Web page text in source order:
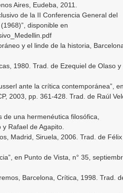
Aires, Eudeba, 2011.
de la II Conferencia General del
disponible en
y el linde de la historia,
1980. Trad. de Ezequiel de Olaso y
ante la crítica contemporánea”, en
2003, pp. 361-428. Trad. de Raúl
una hermenéutica filosófica,
Rafael de Agapito.
Madrid, Siruela, 2006. Trad. de Félix
en Punto de Vista, n° 35,
Barcelona, Crítica, 1998. Trad.